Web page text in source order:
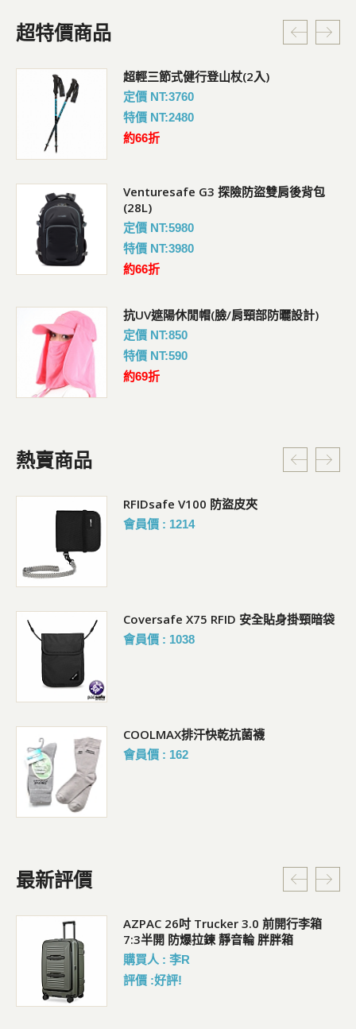
超特價商品
超輕三節式健行登山杖(2入)
定價 NT:3760
特價 NT:2480
約66折
Venturesafe G3 探險防盜雙肩後背包
(28L)
定價 NT:5980
特價 NT:3980
約66折
抗UV遮陽休閒帽(臉/肩頸部防曬設計)
定價 NT:850
特價 NT:590
約69折
熱賣商品
RFIDsafe V100 防盜皮夾
會員價 : 1214
Coversafe X75 RFID 安全貼身掛頸暗袋
會員價 : 1038
COOLMAX排汗快乾抗菌襪
會員價 : 162
最新評價
AZPAC 26吋 Trucker 3.0 前開行李箱
7:3半開 防爆拉鍊 靜音輪 胖胖箱
購買人 : 李R
評價 :好評!